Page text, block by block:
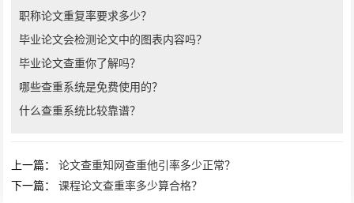
职称论文重复率要求多少？
毕业论文会检测论文中的图表内容吗？
毕业论文查重你了解吗？
哪些查重系统是免费使用的？
什么查重系统比较靠谱？
上一篇：论文查重知网查重他引率多少正常？
下一篇：课程论文查重率多少算合格？